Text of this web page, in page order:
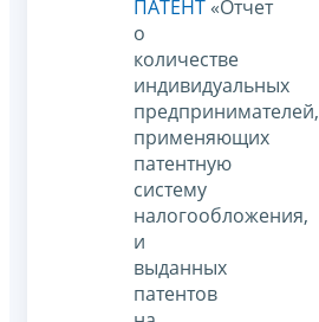
ПАТЕНТ «Отчет
о
количестве
индивидуальных
предпринимателей,
применяющих
патентную
систему
налогообложения,
и
выданных
патентов